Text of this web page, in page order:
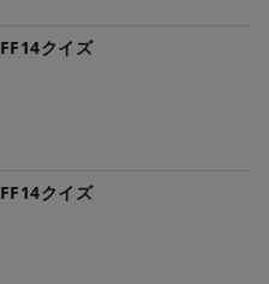
FF14クイズ
FF14クイズ